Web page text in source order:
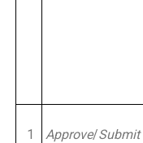
1 Approve/Submit